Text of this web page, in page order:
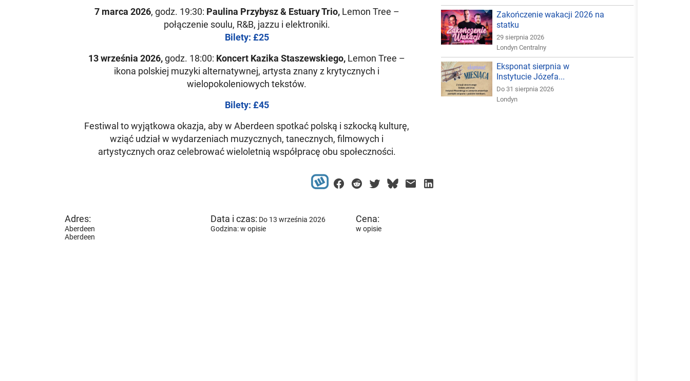
7 marca 2026, godz. 19:30: Paulina Przybysz & Estuary Trio, Lemon Tree –
połączenie soulu, R&B, jazzu i elektroniki.
Bilety: £25
13 września 2026,godz. 18:00: Koncert Kazika Staszewskiego, Lemon Tree –
ikona polskiej muzyki alternatywnej, artysta znany z krytycznych i
wielopokoleniowych tekstów.
Bilety: £45
Festiwal to wyjątkowa okazja, aby w Aberdeen spotkać polską i szkocką kulturę,
wziąć udział w wydarzeniach muzycznych, tanecznych, filmowych i
artystycznych oraz celebrować wieloletnią współpracę obu społeczności.
Adres:
Aberdeen
Aberdeen
Data i czas: Do 13 września 2026
Godzina: w opisie
Cena:
w opisie
Zakończenie wakacji 2026 na
statku
29 sierpnia 2026
Londyn Centralny
Eksponat sierpnia w
Instytucie Józefa...
Do 31 sierpnia 2026
Londyn